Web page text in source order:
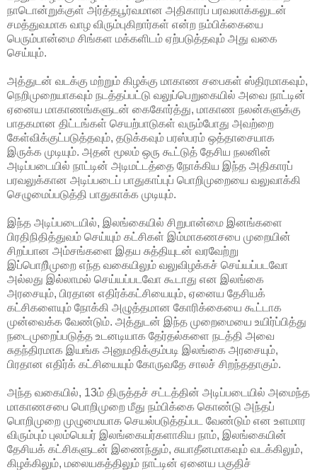
நாடொன்றுக்குள் அர்த்தபூர்வமான அதிகாரப் பரவலாக்கலுடன்
சமத்துவமாக வாழ விரும்புகிறார்கள் என்ற நம்பிக்கையை
பெரும்பான்மை சிங்கள மக்களிடம் ஏற்படுத்தவும் அது வகை
செய்யும்.
அத்துடன் வடக்கு மற்றும் கிழக்கு மாகாண சபைகள் ஸ்திரமாகவும்,
நெறிமுறையாகவும் நடத்தப்பட்டு வலுப்பெறுகையில் அவை நாட்டின்
ஏனைய மாகாணங்களுடன் கைகோர்த்து, மாகாண நலன்களுக்கு
பாதகமான திட்டங்கள் செயற்பாடுகள் வரும்போது அவற்றை
கேள்விக்குட்படுத்தவும், தடுக்கவும் பரஸ்பரம் ஒத்தாசையாக
இருக்க முடியும். அதன் மூலம் ஒரு கூட்டுத் தேசிய நலனின்
அடிப்படையில் நாட்டின் அடிமட்டத்தை நோக்கிய இந்த அதிகாரப்
பரவலுக்கான அடிப்படைப் பாதுகாப்புப் பொறிமுறையை வலுவாக்கி
செழுமைப்படுத்தி பாதுகாக்க முடியும்.
இந்த அடிப்படையில், இலங்கையில் சிறுபான்மை இனங்களை
பிரதிநிதித்துவம் செய்யும் கட்சிகள் இம்மாகணசபை முறையின்
சிறப்பான அம்சங்களை இதய சுத்தியுடன் வரவேற்று
இப்பொறிஂமுறை எந்த வகையிலும் வலுவிழக்கச் செய்யப்படவோ
அல்லது இல்லாமல் செய்யப்படவோ கூடாது என இலங்கை
அரசையும், பிரதான எதிர்க்கட்சியையும், ஏனைய தேசியக்
கட்சிகளையும் நோக்கி அழுத்தமான கோரிக்கையை கூட்டாக
முன்வைக்க வேண்டும். அத்துடன் இந்த முறைமையை உயிர்ப்பித்து
நடைமுறைப்படுத்த உடனடியாக தேர்தல்களை நடத்தி அவை
சுதந்திரமாக இயங்க அனுமதிக்கும்படி இலங்கை அரசையும்,
பிரதான எதிர்க் கட்சியையும் கோருவதே சாலச் சிறந்ததாகும்.
அந்த வகையில், 13ம் திருத்தச் சட்டத்தின் அடிப்படையில் அமைந்த
மாகாணசபை பொறிமுறை மீது நம்பிக்கை கொண்டு அந்தப்
பொறிமுறை முழுமையாக செயல்படுத்தப்பட வேண்டும் என உளமார
விரும்பும் புலம்பெயர் இலங்கையர்களாகிய நாம், இலங்கையின்
தேசியக் கட்சிகளுடன் இணைந்தும், சுயாதீனமாகவும் வடக்கிலும்,
கிழக்கிலும், மலையகத்திலும் நாட்டின் ஏனைய பகுதிச்